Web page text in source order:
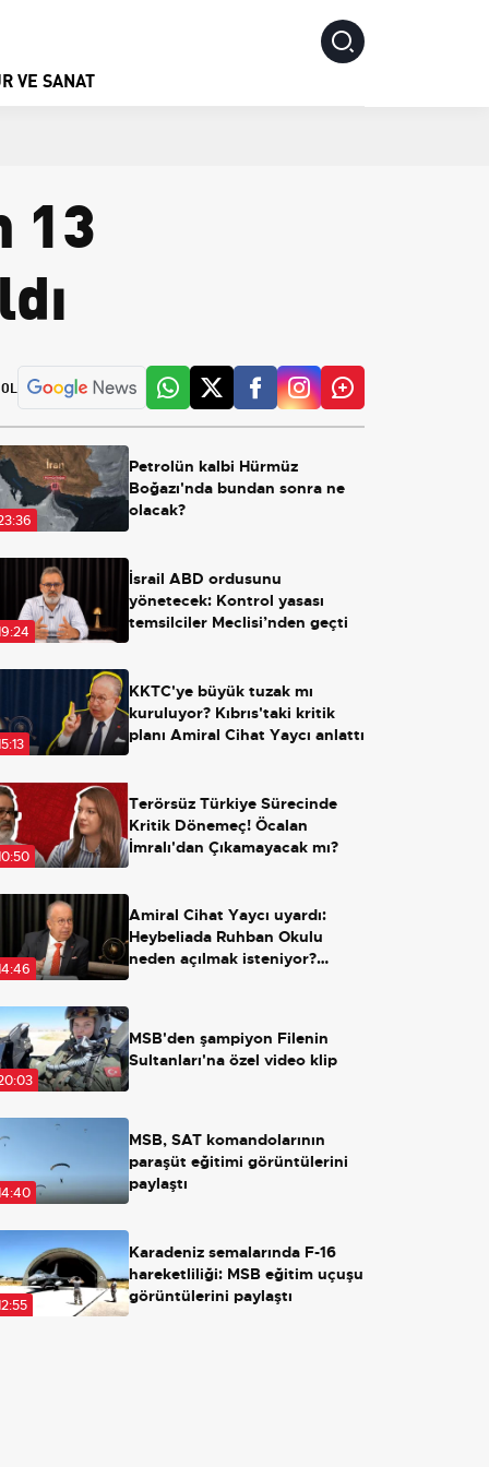
VE SANAT
13
Petrolün kalbi Hürmüz
Boğazı'nda bundan sonra ne
olacak?
İsrail ABD ordusunu
yönetecek: Kontrol yasası
temsilciler Meclisi’nden geçti
KKTC'ye büyük tuzak mı
kuruluyor? Kıbrıs'taki kritik
planı Amiral Cihat Yaycı anlattı
Terörsüz Türkiye Sürecinde
Kritik Dönemeç! Öcalan
İmralı'dan Çıkamayacak mı?
Amiral Cihat Yaycı uyardı:
Heybeliada Ruhban Okulu
neden açılmak isteniyor?
MSB'den şampiyon Filenin
Sultanları'na özel video klip
MSB, SAT komandolarının
paraşüt eğitimi görüntülerini
paylaştı
Karadeniz semalarında F-16
hareketliliği: MSB eğitim uçuşu
görüntülerini paylaştı